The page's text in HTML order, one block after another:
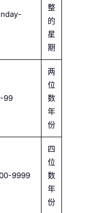
整
的
星
期
99
两
位
数
年
份
9999
四
位
数
年
份